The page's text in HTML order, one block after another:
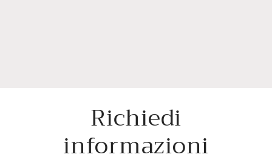
Richiedi
informazioni